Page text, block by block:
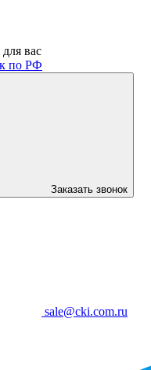
вас
по РФ
Заказать звонок
sale@cki.com.ru